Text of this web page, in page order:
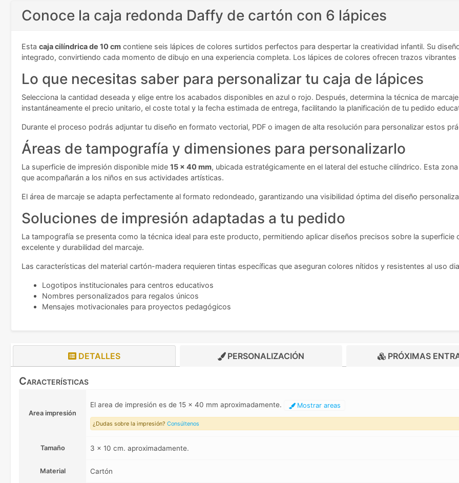
Conoce la caja redonda Daffy de cartón con 6 lápices
Esta caja cilíndrica de 10 cm contiene seis lápices de colores surtidos perfectos para despertar la creatividad infantil. Su
integrado, convirtiendo cada momento de dibujo en una experiencia completa. Los lápices de colores ofrecen trazos
Lo que necesitas saber para personalizar tu caja de lápices
Selecciona la cantidad deseada y elige entre los acabados disponibles en azul o rojo. Después, determina la técnica de
instantáneamente el precio unitario, el coste total y la fecha estimada de entrega, facilitando la planificación de tu pedido
Durante el proceso podrás adjuntar tu diseño en formato vectorial, PDF o imagen de alta resolución para personalizar estos
Áreas de tampografía y dimensiones para personalizarlo
La superficie de impresión disponible mide 15 x 40 mm, ubicada estratégicamente en el lateral del estuche cilíndrico. Esta
que acompañarán a los niños en sus actividades artísticas.
El área de marcaje se adapta perfectamente al formato redondeado, garantizando una visibilidad óptima del diseño
Soluciones de impresión adaptadas a tu pedido
La tampografía se presenta como la técnica ideal para este producto, permitiendo aplicar diseños precisos sobre la
excelente y durabilidad del marcaje.
Las características del material cartón-madera requieren tintas específicas que aseguran colores nítidos y resistentes al uso
Logotipos institucionales para centros educativos
Nombres personalizados para regalos únicos
Mensajes motivacionales para proyectos pedagógicos
DETALLES PERSONALIZACIÓN PRÓXIMAS
Características
Area impresión
El area de impresión es de 15 x 40 mm aproximadamente. Mostrar areas
¿Dudas sobre la impresión? Consúltenos
Tamaño 3 x 10 cm. aproximadamente.
Material Cartón